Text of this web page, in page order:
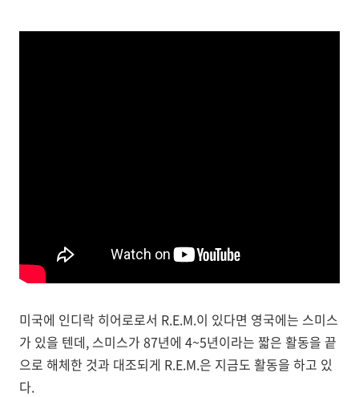
미국에 인디락 히어로로서 R.E.M.이 있다면 영국에는 스미스
가 있을 텐데, 스미스가 87년에 4~5년이라는 짧은 활동을 끝
으로 해체한 것과 대조되게 R.E.M.은 지금도 활동을 하고 있
다.